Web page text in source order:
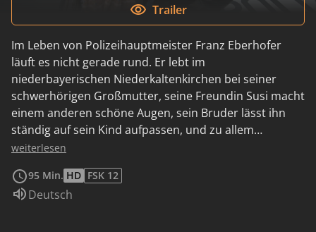
Trailer
Im Leben von Polizeihauptmeister Franz Eberhofer
läuft es nicht gerade rund. Er lebt im
niederbayerischen Niederkaltenkirchen bei seiner
schwerhörigen Großmutter, seine Freundin Susi macht
einem anderen schöne Augen, sein Bruder lässt ihn
ständig auf sein Kind aufpassen, und zu allem
Überfluss baut sein Vater Cannabis an. Der
man auf den Bahngleisen die Leiche des allseits
unbeliebten Schuldirektors Höpfl, an dessen
weiterlesen
95 Min. HD FSK 12
Sprache:
Deutsch